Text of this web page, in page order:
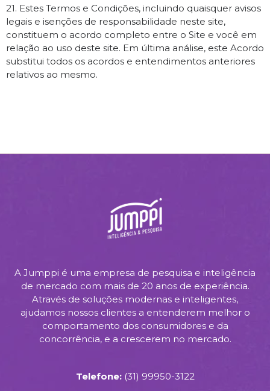
21. Estes Termos e Condições, incluindo quaisquer avisos
legais e isenções de responsabilidade neste site,
constituem o acordo completo entre o Site e você em
relação ao uso deste site. Em última análise, este Acordo
substitui todos os acordos e entendimentos anteriores
relativos ao mesmo.
A Jumppi é uma empresa de pesquisa e inteligência
de mercado com mais de 20 anos de experiência.
Através de soluções modernas e inteligentes,
ajudamos nossos clientes a entenderem melhor o
comportamento dos consumidores e da
concorrência, e a crescerem no mercado.
Telefone: (31) 99950-3122